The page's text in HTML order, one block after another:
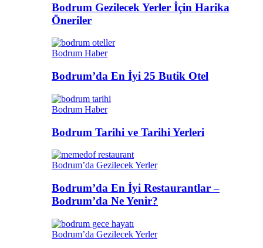
Bodrum Gezilecek Yerler İçin Harika
Öneriler
Bodrum Haber
Bodrum’da En İyi 25 Butik Otel
Bodrum Haber
Bodrum Tarihi ve Tarihi Yerleri
Bodrum’da Gezilecek Yerler
Bodrum’da En İyi Restaurantlar –
Bodrum’da Ne Yenir?
Bodrum’da Gezilecek Yerler